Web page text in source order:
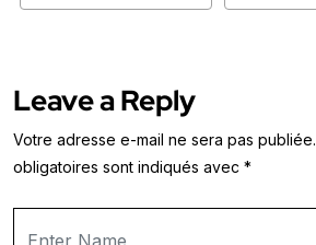
Leave a Reply
Votre adresse e-mail ne sera pas publiée.
obligatoires sont indiqués avec *